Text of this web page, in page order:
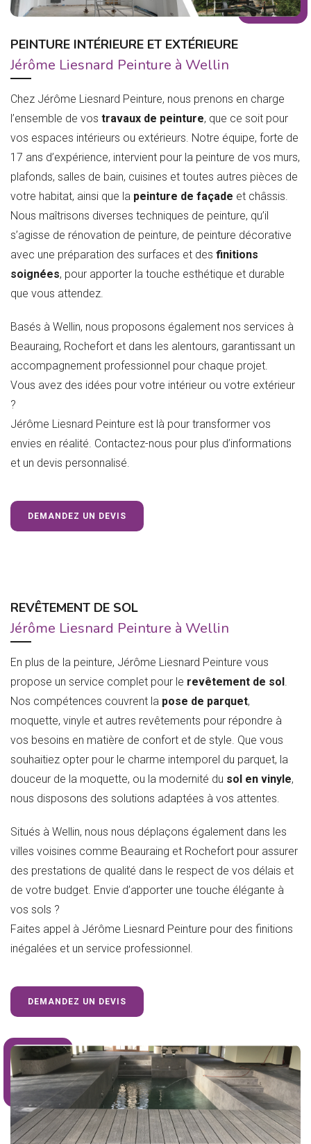
PEINTURE INTÉRIEURE ET EXTÉRIEURE
Jérôme Liesnard Peinture à Wellin
Chez Jérôme Liesnard Peinture, nous prenons en charge
l’ensemble de vos travaux de peinture, que ce soit pour
vos espaces intérieurs ou extérieurs. Notre équipe, forte de
17 ans d’expérience, intervient pour la peinture de vos murs,
plafonds, salles de bain, cuisines et toutes autres pièces de
votre habitat, ainsi que la peinture de façade et châssis.
Nous maîtrisons diverses techniques de peinture, qu’il
s’agisse de rénovation de peinture, de peinture décorative
avec une préparation des surfaces et des finitions
soignées, pour apporter la touche esthétique et durable
que vous attendez.
Basés à Wellin, nous proposons également nos services à
Beauraing, Rochefort et dans les alentours, garantissant un
accompagnement professionnel pour chaque projet.
Vous avez des idées pour votre intérieur ou votre extérieur
?
Jérôme Liesnard Peinture est là pour transformer vos
envies en réalité. Contactez-nous pour plus d’informations
et un devis personnalisé.
DEMANDEZ UN DEVIS
REVÊTEMENT DE SOL
Jérôme Liesnard Peinture à Wellin
En plus de la peinture, Jérôme Liesnard Peinture vous
propose un service complet pour le revêtement de sol.
Nos compétences couvrent la pose de parquet,
moquette, vinyle et autres revêtements pour répondre à
vos besoins en matière de confort et de style. Que vous
souhaitiez opter pour le charme intemporel du parquet, la
douceur de la moquette, ou la modernité du sol en vinyle,
nous disposons des solutions adaptées à vos attentes.
Situés à Wellin, nous nous déplaçons également dans les
villes voisines comme Beauraing et Rochefort pour assurer
des prestations de qualité dans le respect de vos délais et
de votre budget. Envie d’apporter une touche élégante à
vos sols ?
Faites appel à Jérôme Liesnard Peinture pour des finitions
inégalées et un service professionnel.
DEMANDEZ UN DEVIS